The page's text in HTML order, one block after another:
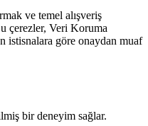
ve temel alışveriş
çerezler, Veri Koruma
istisnalara göre onaydan muaf
bir deneyim sağlar.